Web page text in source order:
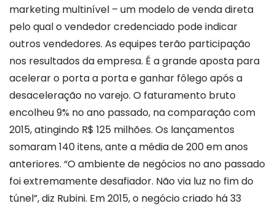
marketing multinível – um modelo de venda direta
pelo qual o vendedor credenciado pode indicar
outros vendedores. As equipes terão participação
nos resultados da empresa. É a grande aposta para
acelerar o porta a porta e ganhar fôlego após a
desaceleração no varejo. O faturamento bruto
encolheu 9% no ano passado, na comparação com
2015, atingindo R$ 125 milhões. Os lançamentos
somaram 140 itens, ante a média de 200 em anos
anteriores. “O ambiente de negócios no ano passado
foi extremamente desafiador. Não via luz no fim do
túnel”, diz Rubini. Em 2015, o negócio criado há 33